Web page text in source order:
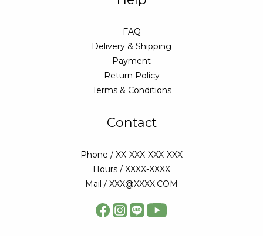
FAQ
Delivery & Shipping
Payment
Return Policy
Terms & Conditions
Contact
Phone / XX-XXX-XXX-XXX
Hours / XXXX-XXXX
Mail / XXX@XXXX.COM